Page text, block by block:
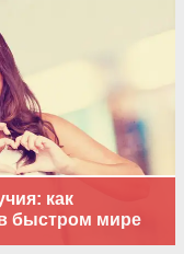
как
быстром мире